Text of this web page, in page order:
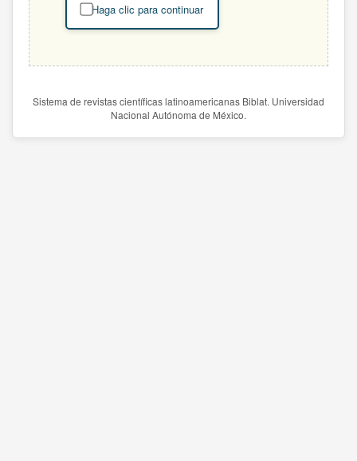
Haga clic para continuar
Sistema de revistas científicas latinoamericanas Biblat. Universidad
Nacional Autónoma de México.